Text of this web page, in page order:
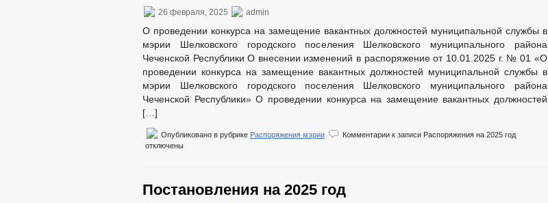
26 февраля, 2025 admin
О проведении конкурса на замещение вакантных должностей муниципальной службы в
мэрии Шелковского городского поселения Шелковского муниципального района
Чеченской Республики О внесении изменений в распоряжение от 10.01.2025 г. № 01 «О
проведении конкурса на замещение вакантных должностей муниципальной службы в
мэрии Шелковского городского поселения Шелковского муниципального района
Чеченской Республики» О проведении конкурса на замещение вакантных должностей
[…]
Опубликовано в рубрике Распоряжения мэрии Комментарии к записи Распоряжения на 2025 год
отключены
Постановления на 2025 год